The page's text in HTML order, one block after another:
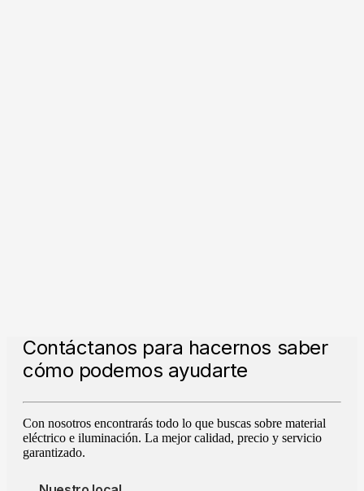
Contáctanos para hacernos saber
cómo podemos ayudarte
Con nosotros encontrarás todo lo que buscas sobre material
eléctrico e iluminación. La mejor calidad, precio y servicio
garantizado.